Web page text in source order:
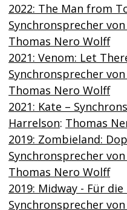
2022: The Man from
Synchronsprecher
Thomas Nero Wolff
2021: Venom: Let
Synchronsprecher
Thomas Nero Wolff
2021: Kate –
Harrelson: Thomas
2019: Zombieland:
Synchronsprecher
Thomas Nero Wolff
2019: Midway - Für
Synchronsprecher